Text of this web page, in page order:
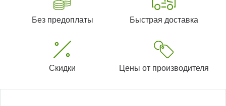
Без предоплаты Быстрая доставка
Скидки Цены от производителя